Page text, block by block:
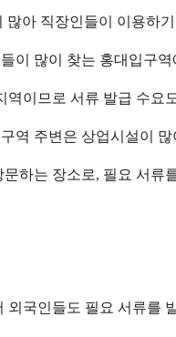
많아 직장인들이 이용하
이 많이 찾는 홍대입구역
역이므로 서류 발급 수요
역 주변은 상업시설이 많
하는 장소로, 필요 서류
외국인들도 필요 서류를